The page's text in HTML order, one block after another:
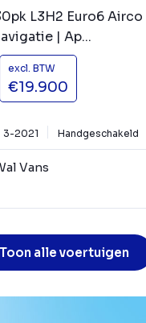
L3H2 Euro6 Airco
| Ap...
excl. BTW
€19.900
3-2021 Handgeschakeld
Vans
Toon alle voertuigen